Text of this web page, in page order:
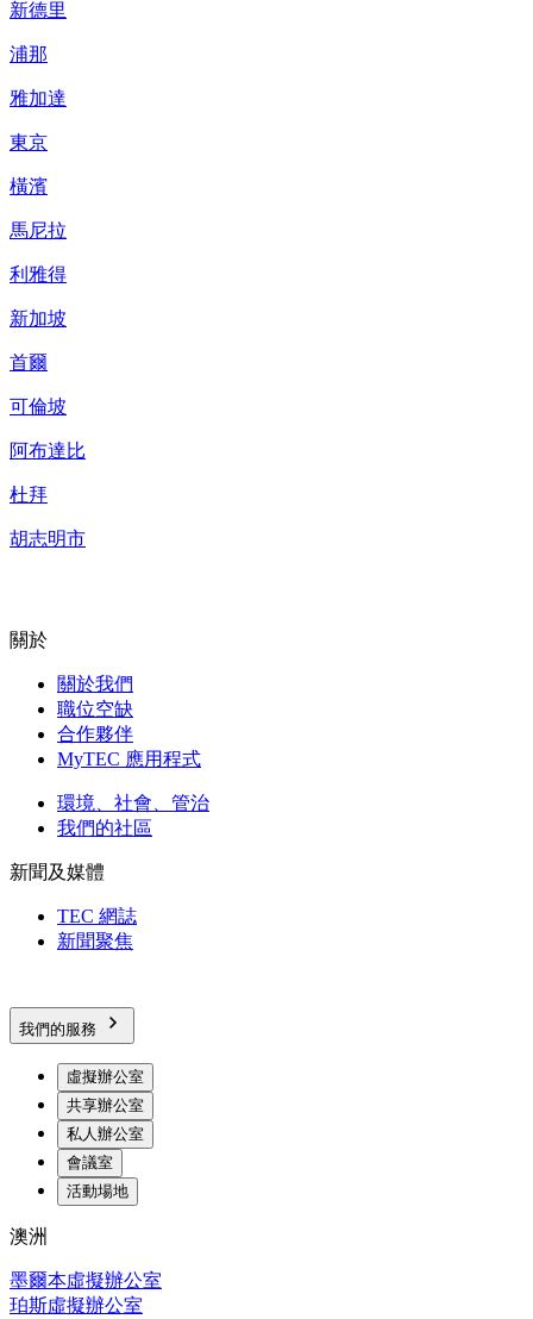
新德里
浦那
雅加達
東京
橫濱
馬尼拉
利雅得
新加坡
首爾
可倫坡
阿布達比
杜拜
胡志明市
關於
關於我們
職位空缺
合作夥伴
MyTEC 應用程式
環境、社會、管治
我們的社區
新聞及媒體
TEC 網誌
新聞聚焦
我們的服務
虛擬辦公室
共享辦公室
私人辦公室
會議室
活動場地
澳洲
墨爾本虛擬辦公室
珀斯虛擬辦公室